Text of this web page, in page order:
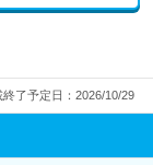
終了予定日：2026/10/29